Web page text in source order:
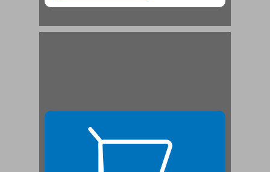
2 התכנסות של טורים חיוביים ... 21